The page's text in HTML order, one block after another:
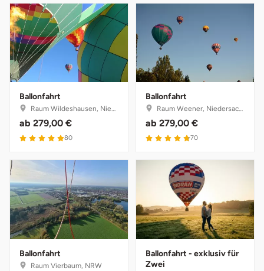
Ballonfahrt
Raum Wildeshausen, Niedersachsen
ab 279,00 €
80
Ballonfahrt
Raum Weener, Niedersachsen
ab 279,00 €
70
Ballonfahrt
Raum Vierbaum, NRW
Ballonfahrt - exklusiv für
Zwei